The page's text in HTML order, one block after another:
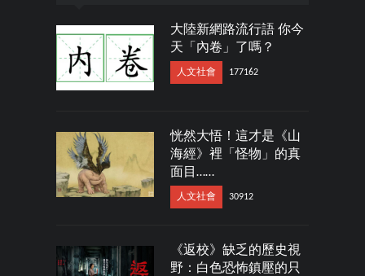
大陸新網路流行語 你今
天「內卷」了嗎？
人文社會 177162
恍然大悟！這才是《山
海經》裡「怪物」的真
面目……
人文社會 30912
《返校》缺乏的歷史視
野：白色恐怖鎮壓的只